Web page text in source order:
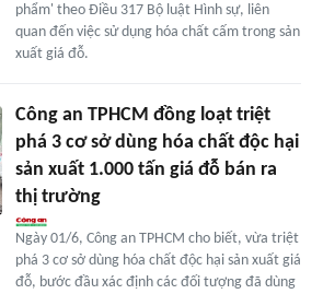
phẩm' theo Điều 317 Bộ luật Hình sự, liên
quan đến việc sử dụng hóa chất cấm trong sản
xuất giá đỗ.
Công an TPHCM đồng loạt triệt
phá 3 cơ sở dùng hóa chất độc hại
sản xuất 1.000 tấn giá đỗ bán ra
thị trường
Ngày 01/6, Công an TPHCM cho biết, vừa triệt
phá 3 cơ sở dùng hóa chất độc hại sản xuất giá
đỗ, bước đầu xác định các đối tượng đã dùng